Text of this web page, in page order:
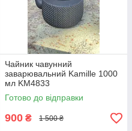
Чайник чавунний
заварювальний Kamille 1000
мл KM4833
Готово до відправки
900 ₴ 1 500 ₴